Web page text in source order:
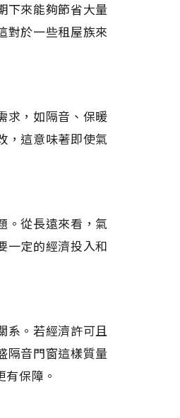
下來能夠節省大量
對於一些租屋族來
求，如隔音、保暖
，這意味著即使氣
。從長遠來看，氣
一定的經濟投入和
系。若經濟許可且
隔音門窗這樣質量
保障。